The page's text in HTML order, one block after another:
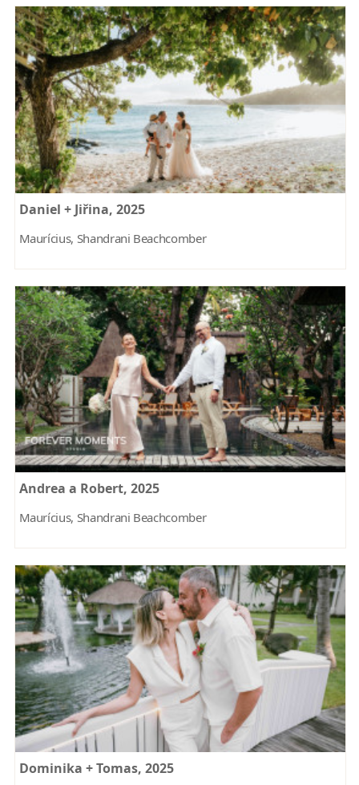
Daniel + Jiřina, 2025
Maurícius, Shandrani Beachcomber
Andrea a Robert, 2025
Maurícius, Shandrani Beachcomber
Dominika + Tomas, 2025